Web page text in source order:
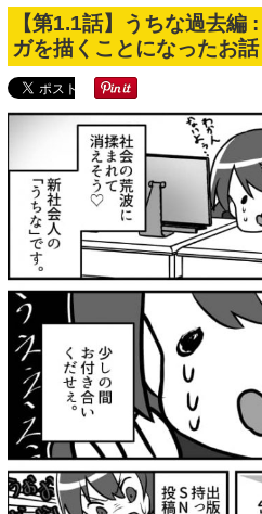
【第1.1話】うちな過去編
ガを描くことになったお話